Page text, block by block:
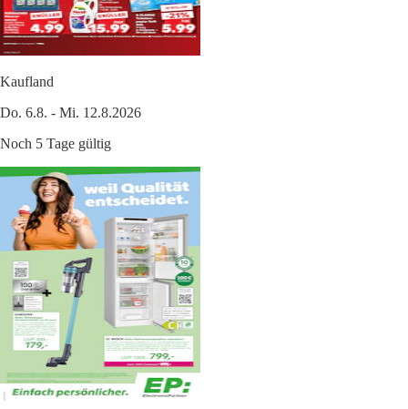
Kaufland
Do. 6.8. - Mi. 12.8.2026
Noch 5 Tage gültig